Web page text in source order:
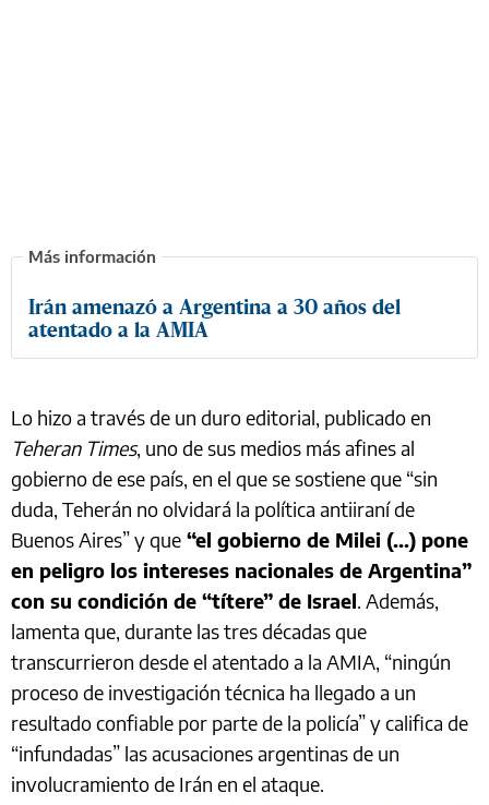
Irán amenazó a Argentina a 30 años del
atentado a la AMIA
Lo hizo a través de un duro editorial, publicado en
Teheran Times, uno de sus medios más afines al
gobierno de ese país, en el que se sostiene que “sin
duda, Teherán no olvidará la política antiiraní de
Buenos Aires” y que “el gobierno de Milei (...) pone
en peligro los intereses nacionales de Argentina”
con su condición de “títere” de Israel. Además,
lamenta que, durante las tres décadas que
transcurrieron desde el atentado a la AMIA, “ningún
proceso de investigación técnica ha llegado a un
resultado confiable por parte de la policía” y califica de
“infundadas” las acusaciones argentinas de un
involucramiento de Irán en el ataque.